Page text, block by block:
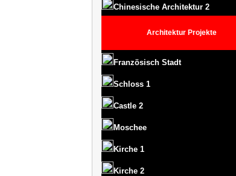
Chinesische Architektur 2
Architektur Projekte
Französisch Stadt
Schloss 1
Castle 2
Moschee
Kirche 1
Kirche 2